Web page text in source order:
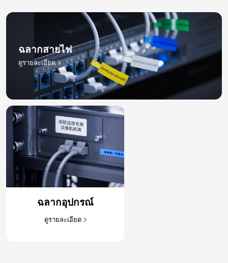
ฉลากสายไฟ​
ดูรายละเอียด​
ฉลากอุปกรณ์​
ดูรายละเอียด​